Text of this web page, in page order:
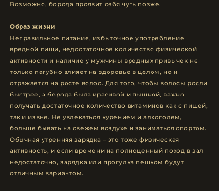
Возможно, борода проявит себя чуть позже.
Образ жизни
Неправильное питание, избыточное употребление
вредной пищи, недостаточное количество физической
активности и наличие у мужчины вредных привычек не
только пагубно влияет на здоровье в целом, но и
отражается на росте волос. Для того, чтобы волосы росли
быстрее, а борода была красивой и пышной, важно
получать достаточное количество витаминов как с пищей,
так и извне. Не увлекаться курением и алкоголем,
больше бывать на свежем воздухе и заниматься спортом.
Обычная утренняя зарядка – это тоже физическая
активность, и если времени на полноценный поход в зал
недостаточно, зарядка или прогулка пешком будут
отличным вариантом.